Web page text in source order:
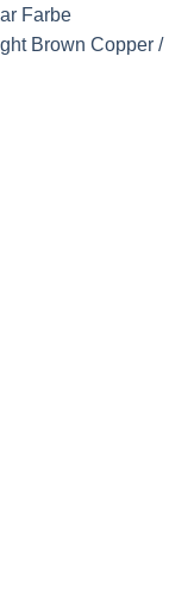
Farbe
Brown Copper /